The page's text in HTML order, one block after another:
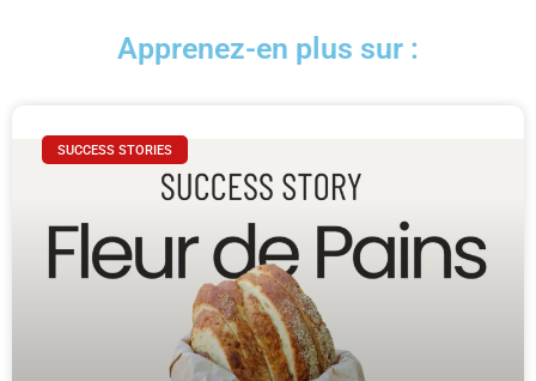
Apprenez-en plus sur :
SUCCESS STORIES